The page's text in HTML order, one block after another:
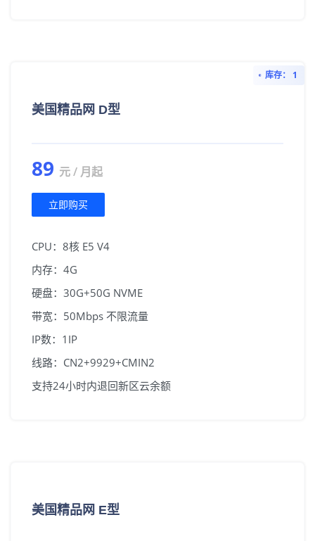
库存： 1
美国精品网 D型
89 元 / 月起
立即购买
CPU：8核 E5 V4
内存：4G
硬盘：30G+50G NVME
带宽：50Mbps 不限流量
IP数：1IP
线路：CN2+9929+CMIN2
支持24小时内退回新区云余额
美国精品网 E型